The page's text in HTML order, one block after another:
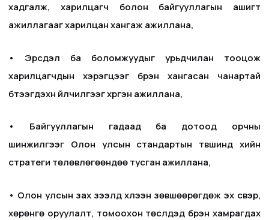
хадгалж, харилцагч болон байгууллагын ашигт
ажиллагааг харилцан хангаж ажиллана,
• Эрсдэл ба боломжуудыг урьдчилан тооцож
харилцагчдын хэрэгцээг бүрэн хангасан чанартай
бүтээгдэхүүн үйлчилгээг хүргэн ажиллана,
• Байгууллагын гадаад ба дотоод орчны
шинжилгээг Олон улсын стандартын түвшинд хийн
стратеги төлөвлөгөөндөө тусган ажиллана,
• Олон улсын зах зээлд хүлээн зөвшөөрөгдөж эх үүсвэр,
хөрөнгө оруулалт, томоохон төслүүдэд бүрэн хамрагдах